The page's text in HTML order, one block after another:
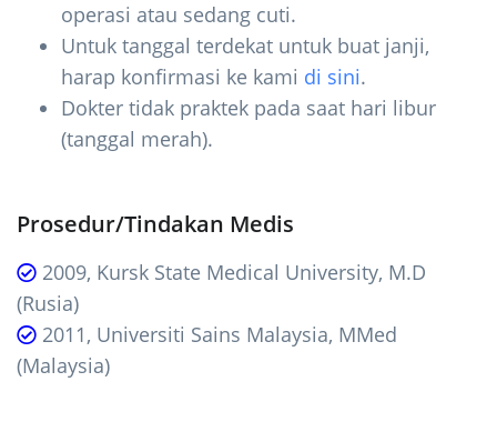
operasi atau sedang cuti.
Untuk tanggal terdekat untuk buat janji,
harap konfirmasi ke kami di sini.
Dokter tidak praktek pada saat hari libur
(tanggal merah).
Prosedur/Tindakan Medis
2009, Kursk State Medical University, M.D
(Rusia)
2011, Universiti Sains Malaysia, MMed
(Malaysia)